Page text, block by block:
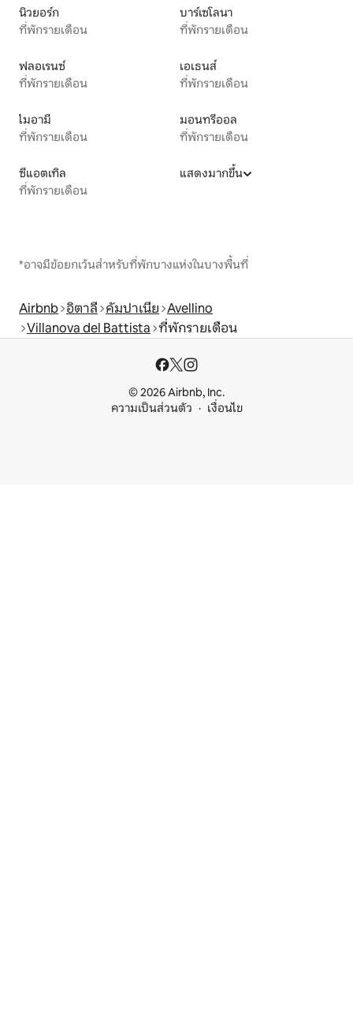
นิวยอร์ก
ที่พักรายเดือน
บาร์เซโลนา
ที่พักรายเดือน
ฟลอเรนซ์
ที่พักรายเดือน
เอเธนส์
ที่พักรายเดือน
ไมอามี
ที่พักรายเดือน
มอนทรีออล
ที่พักรายเดือน
ซีแอตเทิล
ที่พักรายเดือน
แสดงมากขึ้น
*อาจมีข้อยกเว้นสำหรับที่พักบางแห่งในบางพื้นที่
Airbnb อิตาลี คัมปาเนีย Avellino
Villanova del Battista ที่พักรายเดือน
© 2026 Airbnb, Inc.
ความเป็นส่วนตัว
เงื่อนไข